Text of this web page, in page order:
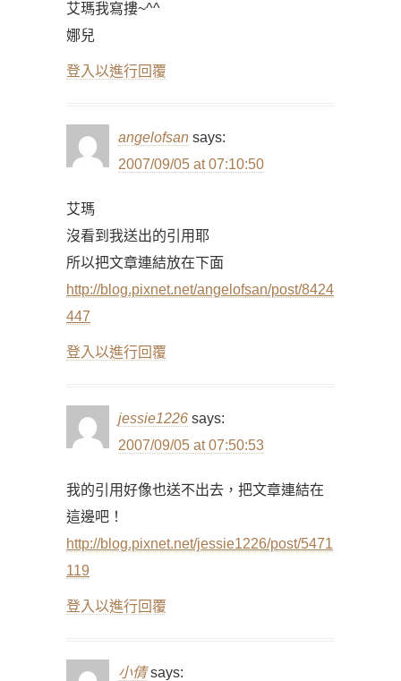
艾瑪我寫摟~^^
娜兒
登入以進行回覆
angelofsan says:
2007/09/05 at 07:10:50
艾瑪
沒看到我送出的引用耶
所以把文章連結放在下面
http://blog.pixnet.net/angelofsan/post/8424
447
登入以進行回覆
jessie1226 says:
2007/09/05 at 07:50:53
我的引用好像也送不出去，把文章連結在
這邊吧！
http://blog.pixnet.net/jessie1226/post/5471
119
登入以進行回覆
小倩 says: